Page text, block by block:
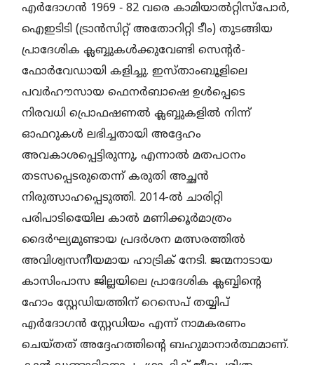
എർദോഗൻ 1969 ‐ 82 വരെ കാമിയാൽറ്റിസ്പോർ,
ഐഇടിടി (ട്രാൻസിറ്റ് അതോറിറ്റി ടീം) തുടങ്ങിയ
പ്രാദേശിക ക്ലബ്ബുകൾക്കുവേണ്ടി സെന്റർ-
ഫോർവേഡായി കളിച്ചു. ഇസ്താംബൂളിലെ
പവർഹൗസായ ഫെനർബാഷെ ഉൾപ്പെടെ
നിരവധി പ്രൊഫഷണൽ ക്ലബ്ബുകളിൽ നിന്ന്
ഓഫറുകൾ ലഭിച്ചതായി അദ്ദേഹം
അവകാശപ്പെട്ടിരുന്നു, എന്നാൽ മതപഠനം
തടസപ്പെടരുതെന്ന്‌ കരുതി അച്ഛൻ
നിരുത്സാഹപ്പെടുത്തി. 2014-ൽ ചാരിറ്റി
പരിപാടിയിെേല കാൽ മണിക്കൂർമാത്രം
ദൈർഘ്യമുണ്ടായ പ്രദർശന മത്സരത്തിൽ
അവിശ്വസനീയമായ ഹാട്രിക് നേടി. ജന്മനാടായ
കാസിംപാസ ജില്ലയിലെ പ്രാദേശിക ക്ലബ്ബിന്റെ
ഹോം സ്റ്റേഡിയത്തിന് റെസെപ് തയ്യിപ്
എർദോഗൻ സ്റ്റേഡിയം എന്ന് നാമകരണം
ചെയ്തത് അദ്ദേഹത്തിന്റെ ബഹുമാനാർത്ഥമാണ്.